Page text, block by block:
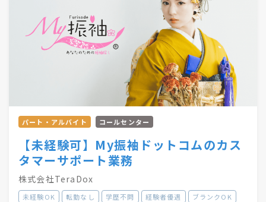
★月給25万円以上
★育休産休の取得＆復帰実績あり
など、将来に不安を抱えることなく働ける条件も充実し
ています♪
「お客さまに寄り添った提案がしたい」
「マネジメントなど、新しい分野にも挑戦したい」
そんな想いをお持ちの方はぜひ当社へお越しください！
◎現在、約半分はオンラインの商談となります
が、提案方法は個人の裁量で決定可能！
＜早期キャリアアップのチャンスも！＞
経験や実績、希望を加味し、セールスリーダーへ
の早期キャリアアップやサイト運営のプロジェク
トチームへの参加などチャレンジできる機会も豊
会社として中間管理職の育成に力を入れているか
らこそ、意欲のある方にはどんどん新たな仕事を
お任せしていきます。
【これまでの昇格実績】
■リーダー ：最短3年の実績あり
■マネージャー：最短3年の実績あり
■執行役員 ：最短5年の実績あり
パート・アルバイト コールセンター
【未経験可】My振袖ドットコムのカス
タマーサポート業務
株式会社TeraDox
未経験OK 転勤なし 学歴不問 経験者優遇
ブランクOK